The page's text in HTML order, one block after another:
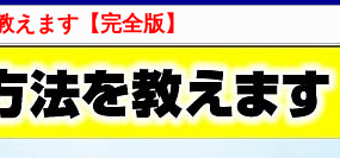
えます【完全版】